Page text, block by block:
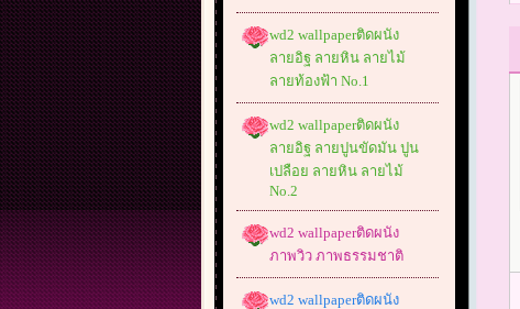
wd2 wallpaperติดผนัง
ลายอิฐ ลายหิน ลายไม้
ลายท้องฟ้า No.1
wd2 wallpaperติดผนัง
ลายอิฐ ลายปูนขัดมัน ปูน
เปลือย ลายหิน ลายไม้
No.2
wd2 wallpaperติดผนัง
ภาพวิว ภาพธรรมชาติ
wd2 wallpaperติดผนัง